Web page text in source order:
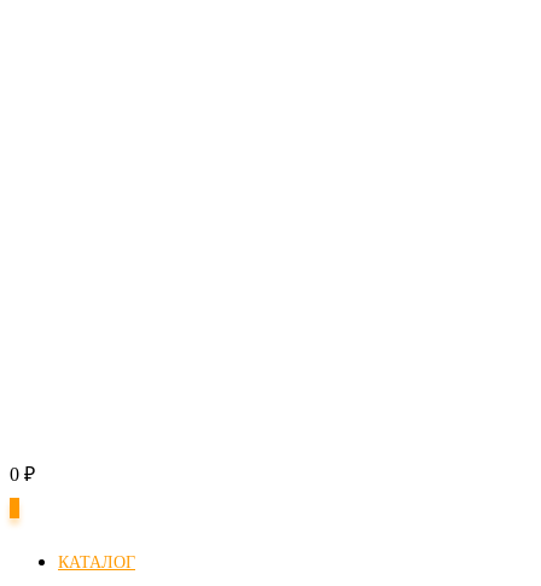
0 ₽
КАТАЛОГ